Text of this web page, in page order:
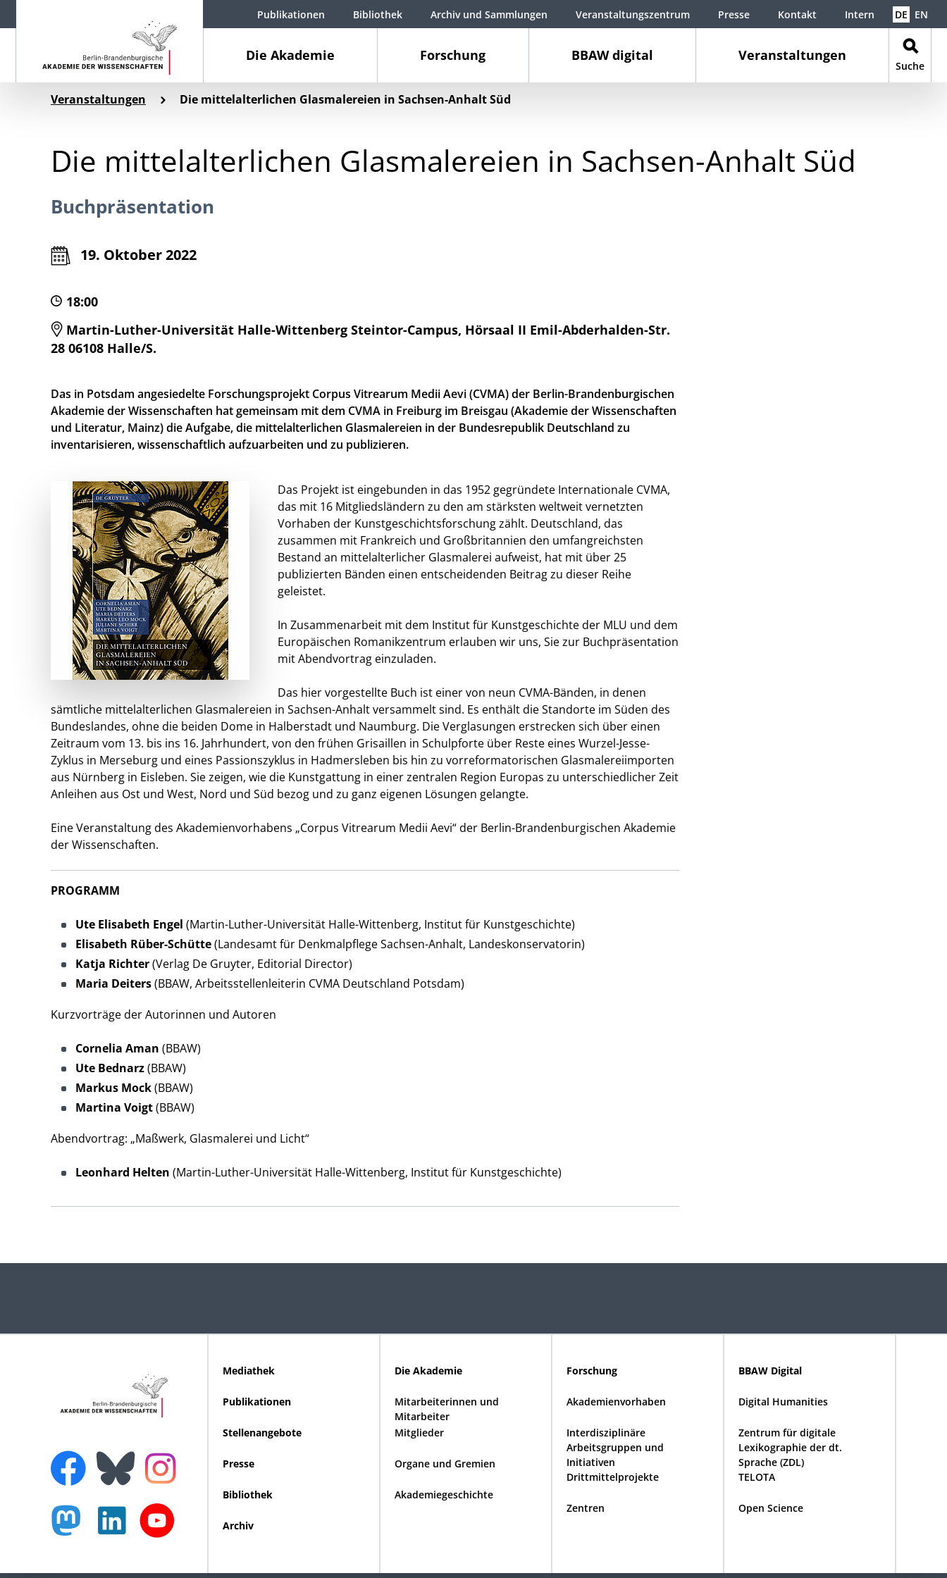
Die Akademie Forschung BBAW digital Veranstaltungen
Suche
Publikationen Bibliothek Archiv und Sammlungen Veranstaltungszentrum Presse Kontakt Intern DE EN
Veranstaltungen Die mittelalterlichen Glasmalereien in Sachsen-Anhalt Süd
Die mittelalterlichen Glasmalereien in Sachsen-Anhalt Süd
Buchpräsentation
19. Oktober 2022
18:00
Martin-Luther-Universität Halle-Wittenberg Steintor-Campus, Hörsaal II Emil-Abderhalden-Str.
28 06108 Halle/S.
Das in Potsdam angesiedelte Forschungsprojekt Corpus Vitrearum Medii Aevi (CVMA) der Berlin-Brandenburgischen
Akademie der Wissenschaften hat gemeinsam mit dem CVMA in Freiburg im Breisgau (Akademie der Wissenschaften
und Literatur, Mainz) die Aufgabe, die mittelalterlichen Glasmalereien in der Bundesrepublik Deutschland zu
inventarisieren, wissenschaftlich aufzuarbeiten und zu publizieren.
Das Projekt ist eingebunden in das 1952 gegründete Internationale CVMA,
das mit 16 Mitgliedsländern zu den am stärksten weltweit vernetzten
Vorhaben der Kunstgeschichtsforschung zählt. Deutschland, das
zusammen mit Frankreich und Großbritannien den umfangreichsten
Bestand an mittelalterlicher Glasmalerei aufweist, hat mit über 25
publizierten Bänden einen entscheidenden Beitrag zu dieser Reihe
geleistet.
In Zusammenarbeit mit dem Institut für Kunstgeschichte der MLU und dem
Europäischen Romanikzentrum erlauben wir uns, Sie zur Buchpräsentation
mit Abendvortrag einzuladen.
Das hier vorgestellte Buch ist einer von neun CVMA-Bänden, in denen
sämtliche mittelalterlichen Glasmalereien in Sachsen-Anhalt versammelt sind. Es enthält die Standorte im Süden des
Bundeslandes, ohne die beiden Dome in Halberstadt und Naumburg. Die Verglasungen erstrecken sich über einen
Zeitraum vom 13. bis ins 16. Jahrhundert, von den frühen Grisaillen in Schulpforte über Reste eines Wurzel-Jesse-
Zyklus in Merseburg und eines Passionszyklus in Hadmersleben bis hin zu vorreformatorischen Glasmalereiimporten
aus Nürnberg in Eisleben. Sie zeigen, wie die Kunstgattung in einer zentralen Region Europas zu unterschiedlicher Zeit
Anleihen aus Ost und West, Nord und Süd bezog und zu ganz eigenen Lösungen gelangte.
Eine Veranstaltung des Akademienvorhabens „Corpus Vitrearum Medii Aevi“ der Berlin-Brandenburgischen Akademie
der Wissenschaften.
PROGRAMM
Ute Elisabeth Engel (Martin-Luther-Universität Halle-Wittenberg, Institut für Kunstgeschichte)
Elisabeth Rüber-Schütte(Landesamt für Denkmalpflege Sachsen-Anhalt, Landeskonservatorin)
Katja Richter(Verlag De Gruyter, Editorial Director)
Maria Deiters(BBAW, Arbeitsstellenleiterin CVMA Deutschland Potsdam)
Kurzvorträge der Autorinnen und Autoren
Cornelia Aman (BBAW)
Ute Bednarz(BBAW)
Markus Mock(BBAW)
Martina Voigt(BBAW)
Abendvortrag: „Maßwerk, Glasmalerei und Licht“
Leonhard Helten (Martin-Luther-Universität Halle-Wittenberg, Institut für Kunstgeschichte)
Mediathek
Publikationen
Stellenangebote
Presse
Bibliothek
Archiv
Die Akademie
Mitarbeiterinnen und
Mitarbeiter
Mitglieder
Organe und Gremien
Akademiegeschichte
Forschung
Akademienvorhaben
Interdisziplinäre
Arbeitsgruppen und
Initiativen
Drittmittelprojekte
Zentren
BBAW Digital
Digital Humanities
Zentrum für digitale
Lexikographie der dt.
Sprache (ZDL)
TELOTA
Open Science